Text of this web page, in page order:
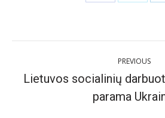
navigation
PREVIOUS
post:
Lietuvos socialinių
parama